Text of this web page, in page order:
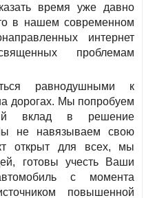
время уже давно
в нашем современном
интернет
проблемам
равнодушными к
дорогах. Мы попробуем
вклад в решение
не навязываем свою
открыт для всех, мы
готовы учесть Ваши
с момента
повышенной